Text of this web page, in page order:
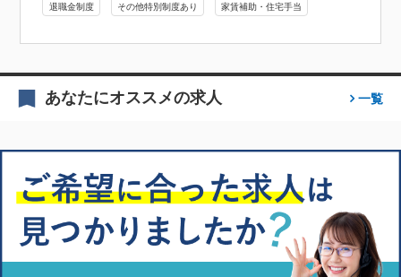
退職金制度 その他特別制度あり 家賃補助・住宅手当
あなたにオススメの求人 一覧